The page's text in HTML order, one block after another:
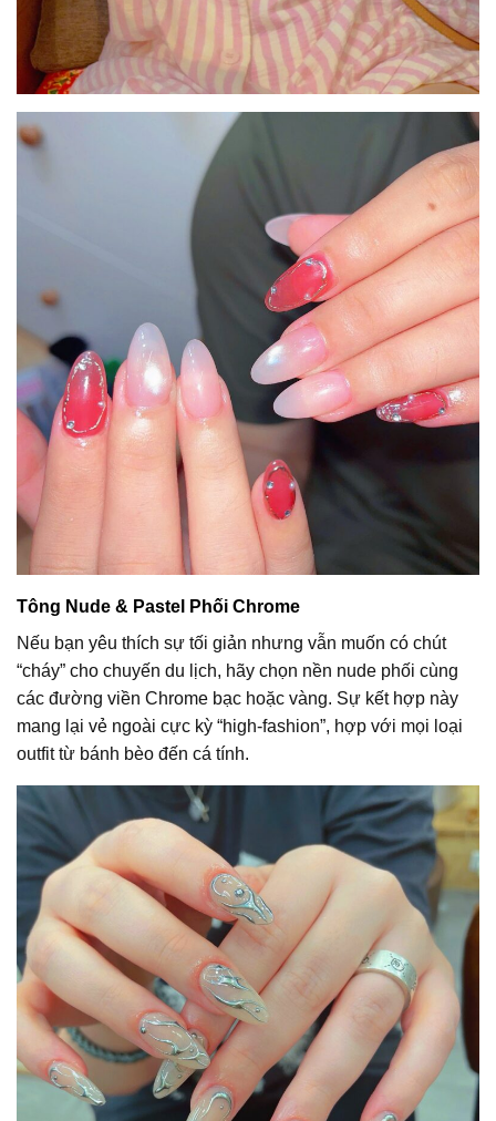
Tông Nude & Pastel Phối Chrome
Nếu bạn yêu thích sự tối giản nhưng vẫn muốn có chút
“cháy” cho chuyến du lịch, hãy chọn nền nude phối cùng
các đường viền Chrome bạc hoặc vàng. Sự kết hợp này
mang lại vẻ ngoài cực kỳ “high-fashion”, hợp với mọi loại
outfit từ bánh bèo đến cá tính.